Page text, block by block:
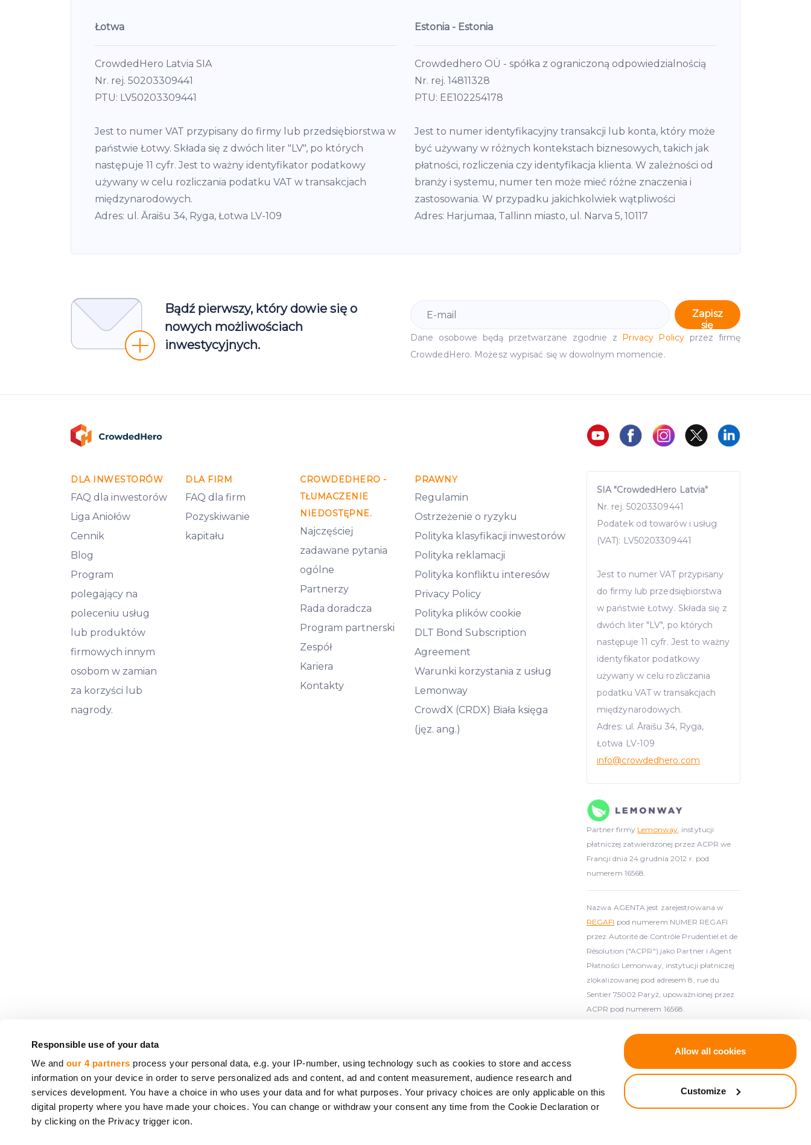
Responsible use of your data
We and our 4 partners process your personal data, e.g. your IP-number, using technology such as cookies to store and access
information on your device in order to serve personalized ads and content, ad and content measurement, audience research and
services development. You have a choice in who uses your data and for what purposes. Your privacy choices are only applicable on this
digital property where you have made your choices. You can change or withdraw your consent any time from the Cookie Declaration or
by clicking on the Privacy trigger icon.
Allow all cookies
Customize
Łotwa
CrowdedHero Latvia SIA
Nr. rej. 50203309441
PTU: LV50203309441
Jest to numer VAT przypisany do firmy lub przedsiębiorstwa w
państwie Łotwy. Składa się z dwóch liter "LV", po których
następuje 11 cyfr. Jest to ważny identyfikator podatkowy
używany w celu rozliczania podatku VAT w transakcjach
międzynarodowych.
Adres: ul. Āraišu 34, Ryga, Łotwa LV-109
Estonia - Estonia
Crowdedhero OÜ - spółka z ograniczoną odpowiedzialnością
Nr. rej. 14811328
PTU: EE102254178
Jest to numer identyfikacyjny transakcji lub konta, który może
być używany w różnych kontekstach biznesowych, takich jak
płatności, rozliczenia czy identyfikacja klienta. W zależności od
branży i systemu, numer ten może mieć różne znaczenia i
zastosowania. W przypadku jakichkolwiek wątpliwości
Adres: Harjumaa, Tallinn miasto, ul. Narva 5, 10117
Bądź pierwszy, który dowie się o
nowych możliwościach
inwestycyjnych.
Zapisz
się
Dane osobowe będą przetwarzane zgodnie z Privacy Policy przez firmę
CrowdedHero. Możesz wypisać się w dowolnym momencie.
DLA INWESTORÓW
FAQ dla inwestorów
Liga Aniołów
Cennik
Blog
Program
polegający na
poleceniu usług
lub produktów
firmowych innym
osobom w zamian
za korzyści lub
nagrody.
DLA FIRM
FAQ dla firm
Pozyskiwanie
kapitału
CROWDEDHERO -
TŁUMACZENIE
NIEDOSTĘPNE.
Najczęściej
zadawane pytania
ogólne
Partnerzy
Rada doradcza
Program partnerski
Zespół
Kariera
Kontakty
PRAWNY
Regulamin
Ostrzeżenie o ryzyku
Polityka klasyfikacji inwestorów
Polityka reklamacji
Polityka konfliktu interesów
Privacy Policy
Polityka plików cookie
DLT Bond Subscription
Agreement
Warunki korzystania z usług
Lemonway
CrowdX (CRDX) Biała księga
(jęz. ang.)
SIA "CrowdedHero Latvia"
Nr. rej. 50203309441
Podatek od towarów i usług
(VAT): LV50203309441
Jest to numer VAT przypisany
do firmy lub przedsiębiorstwa
w państwie Łotwy. Składa się z
dwóch liter "LV", po których
następuje 11 cyfr. Jest to ważny
identyfikator podatkowy
używany w celu rozliczania
podatku VAT w transakcjach
międzynarodowych.
Adres: ul. Āraišu 34, Ryga,
Łotwa LV-109
info@crowdedhero.com
Partner firmy Lemonway, instytucji
płatniczej zatwierdzonej przez ACPR we
Francji dnia 24 grudnia 2012 r. pod
numerem 16568.
Nazwa AGENTA jest zarejestrowana w
REGAFI pod numerem NUMER REGAFI
przez Autorité de Contrôle Prudentiel et de
Résolution ("ACPR") jako Partner i Agent
Płatności Lemonway, instytucji płatniczej
zlokalizowanej pod adresem 8, rue du
Sentier 75002 Paryż, upoważnionej przez
ACPR pod numerem 16568.
CrowdedHero Latvia SIA (numer rejestracyjny: 50203309441, adres siedziby: ul. Āraišu 34, LV-1039, Łotwa) jest licencjonowanym dostawcą usług
Usługi świadczone przez firmę CrowdedHero nie podlegają gwarancjom depozytowym ustanowionym zgodnie z Dyrektywą 2014/49/UE Parlamentu
Europejskiego i Rady*. Twoja inwestycja również nie podlega systemom odszkodowań dla inwestorów ustanowionym zgodnie z Dyrektywą 97/9/
* Dyrektywa 2014/49/UE Parlamentu Europejskiego i Rady z dnia 16 kwietnia 2014 r. w sprawie systemów gwarantowania depozytów (Dz. Urz. UE L 173,